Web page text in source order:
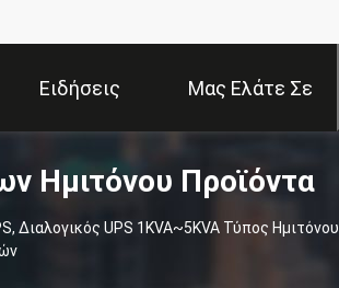
Ειδήσεις Μας Ελάτε Σε
Επαφή Με
Ημιτόνου Προϊόντα
Διαλογικός UPS 1KVA~5KVA Τύπος Ημιτόνου